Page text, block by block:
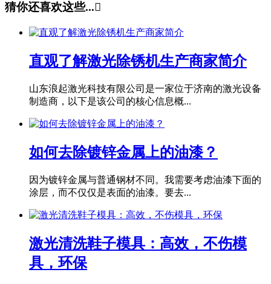
猜你还喜欢这些...
直观了解激光除锈机生产商家简介
山东浪起激光科技有限公司是一家位于济南的激光设备
制造商，以下是该公司的核心信息概...
如何去除镀锌金属上的油漆？
因为镀锌金属与普通钢材不同。我需要考虑油漆下面的
涂层，而不仅仅是表面的油漆。要去...
激光清洗鞋子模具：高效，不伤模
具，环保